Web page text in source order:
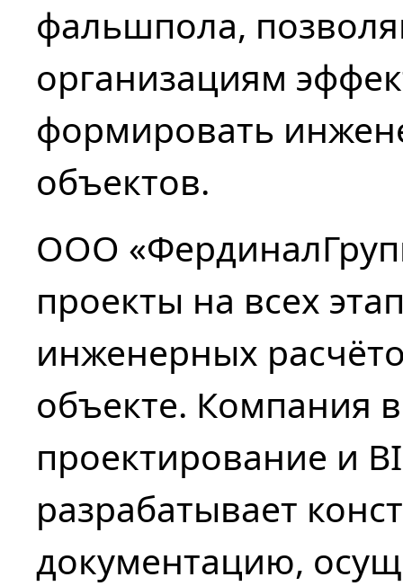
фальшпола,
организациям
формировать
объектов.
ООО
проекты на всех
инженерных
объекте. Компания
проектирование и
разрабатывает
документацию,